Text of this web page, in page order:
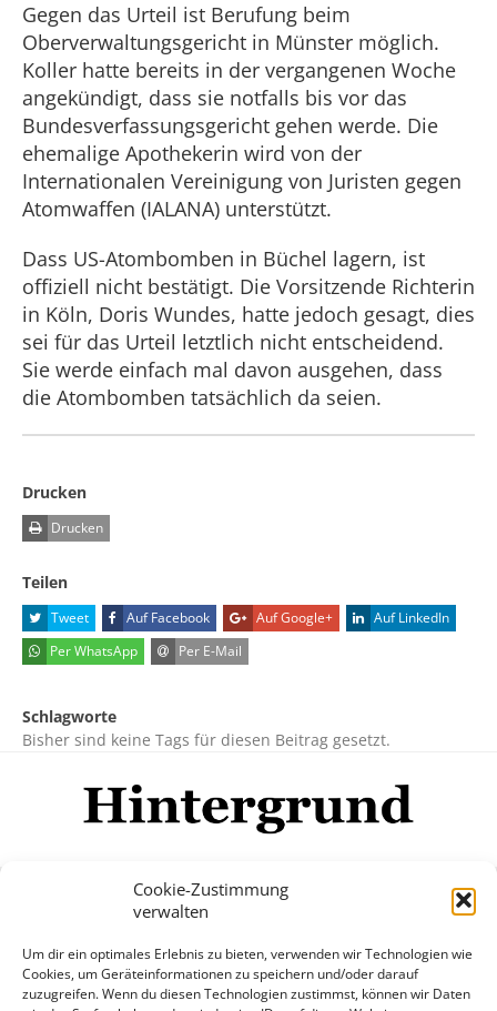
Cookie-Zustimmung
verwalten
Um dir ein optimales Erlebnis zu bieten, verwenden wir Technologien wie
Cookies, um Geräteinformationen zu speichern und/oder darauf
zuzugreifen. Wenn du diesen Technologien zustimmst, können wir Daten
Gegen das Urteil ist Berufung beim
Oberverwaltungsgericht in Münster möglich.
Koller hatte bereits in der vergangenen Woche
angekündigt, dass sie notfalls bis vor das
Bundesverfassungsgericht gehen werde. Die
ehemalige Apothekerin wird von der
Internationalen Vereinigung von Juristen gegen
Atomwaffen (IALANA) unterstützt.
Dass US-Atombomben in Büchel lagern, ist
offiziell nicht bestätigt. Die Vorsitzende Richterin
in Köln, Doris Wundes, hatte jedoch gesagt, dies
sei für das Urteil letztlich nicht entscheidend.
Sie werde einfach mal davon ausgehen, dass
die Atombomben tatsächlich da seien.
Drucken
Drucken
Teilen
Tweet Auf Facebook Auf Google+
Auf LinkedIn
Per WhatsApp
Per E-Mail
Schlagworte
Bisher sind keine Tags für diesen Beitrag gesetzt.
Mehr